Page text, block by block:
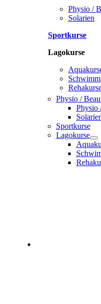
Physio /
Solarien
Sportkurse
Lagokurse
Physio /
Physio
Sportkurse
Lagokurse